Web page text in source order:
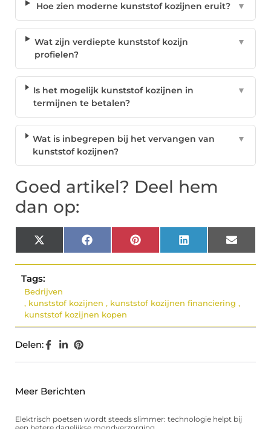
Hoe zien moderne kunststof kozijnen eruit? ▼
Wat zijn verdiepte kunststof kozijn
profielen?
▼
Is het mogelijk kunststof kozijnen in
termijnen te betalen?
▼
Wat is inbegrepen bij het vervangen van
kunststof kozijnen?
▼
Goed artikel? Deel hem
dan op:
X
(Twitter)
Facebook Pinterest LinkedIn Email
Tags:
Bedrijven
, kunststof kozijnen , kunststof kozijnen financiering ,
kunststof kozijnen kopen
Delen:
Meer Berichten
Elektrisch poetsen wordt steeds slimmer: technologie helpt bij